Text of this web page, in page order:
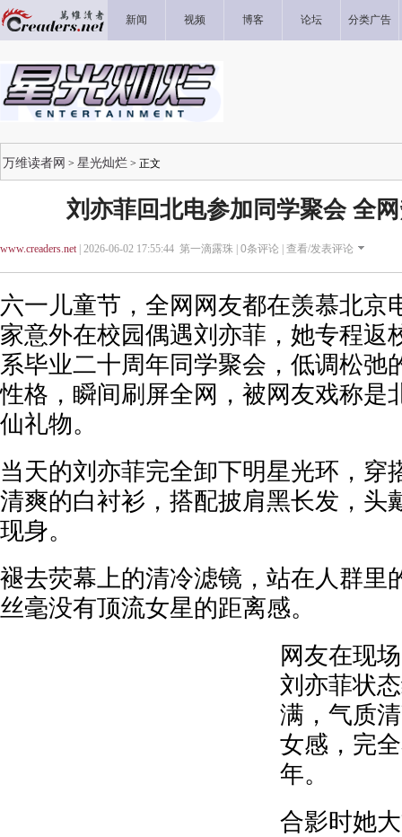
新闻 视频 博客 论坛 分类广告
万维读者网 > 星光灿烂 > 正文
刘亦菲回北电参加同学聚会 全
www.creaders.net| 2026-06-02 17:55:44 第一滴露珠 | 0条评论 | 查看/发表评论
六一儿童节，全网网友都在羡慕北京
家意外在校园偶遇刘亦菲，她专程返
系毕业二十周年同学聚会，低调松弛
性格，瞬间刷屏全网，被网友戏称是
仙礼物。
当天的刘亦菲完全卸下明星光环，穿
清爽的白衬衫，搭配披肩黑长发，头
现身。
褪去荧幕上的清冷滤镜，站在人群里
丝毫没有顶流女星的距离感。
网友在现
刘亦菲状
满，气质
女感，完
年。
合影时她